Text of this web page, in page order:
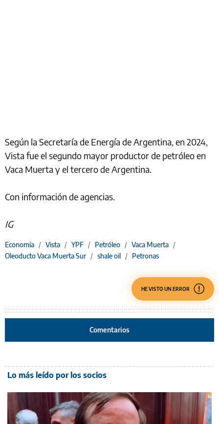
Según la Secretaría de Energía de Argentina, en 2024,
Vista fue el segundo mayor productor de petróleo en
Vaca Muerta y el tercero de Argentina.
Con información de agencias.
IG
Economía / Vista / YPF / Petróleo / Vaca Muerta /
Oleoducto Vaca Muerta Sur / shale oil / Petronas
HE VISTO UN ERROR
Comentarios
Lo más leído por los socios